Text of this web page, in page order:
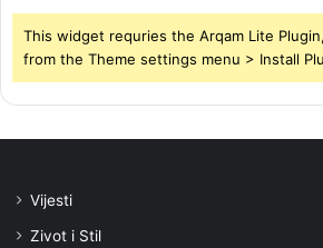
This widget requries the Arqam Lite
from the Theme settings menu > Install
Vijesti
Zivot i Stil